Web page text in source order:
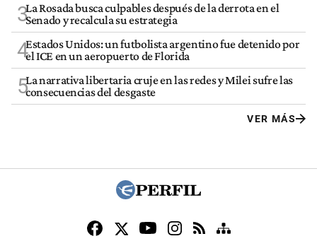
3La Rosada busca culpables después de la derrota en el
Senado y recalcula su estrategia
4Estados Unidos: un futbolista argentino fue detenido por
el ICE en un aeropuerto de Florida
5La narrativa libertaria cruje en las redes y Milei sufre las
consecuencias del desgaste
VER MÁS